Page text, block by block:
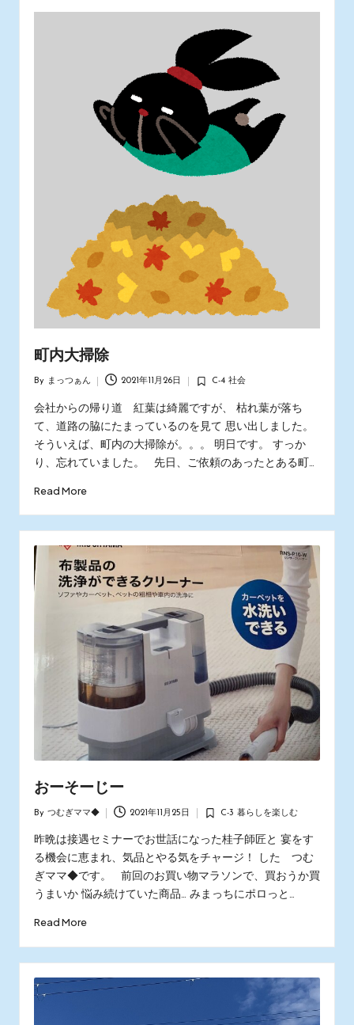
町内大掃除
by
By まっつぁん 2021年11月26日
Posted
in
C-4 社会
会社からの帰り道 紅葉は綺麗ですが、 枯れ葉が落ち
て、道路の脇にたまっているのを見て 思い出しました。
そういえば、町内の大掃除が。。。 明日です。 すっか
り、忘れていました。 先日、ご依頼のあったとある町…
Read More
おーそーじー
by
By つむぎママ◆ 2021年11月25日
Posted
C-3 暮らしを楽しむ
昨晩は接遇セミナーでお世話になった桂子師匠と 宴をす
る機会に恵まれ、気品とやる気をチャージ！ した つむ
ぎママ◆です。 前回のお買い物マラソンで、買おうか買
うまいか 悩み続けていた商品… みまっちにポロっと…
Read More